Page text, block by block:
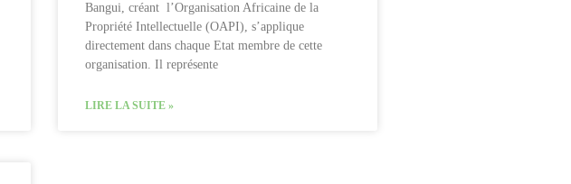
Bangui, créant l’Organisation Africaine de la
Propriété Intellectuelle (OAPI), s’applique
directement dans chaque Etat membre de cette
organisation. Il représente
LIRE LA SUITE »